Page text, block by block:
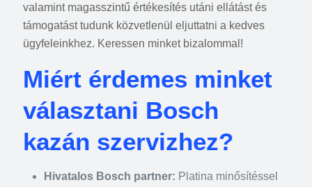
valamint magasszintű értékesítés utáni ellátást és
támogatást tudunk közvetlenül eljuttatni a kedves
ügyfeleinkhez. Keressen minket bizalommal!
Miért érdemes minket
választani Bosch
kazán szervizhez?
Hivatalos Bosch partner: Platina minősítéssel